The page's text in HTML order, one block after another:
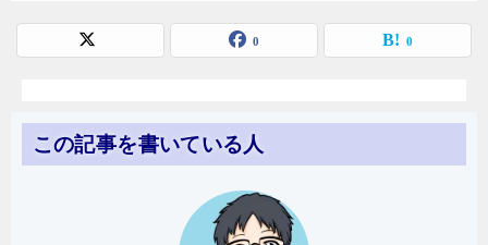
0 0
この記事を書いている人